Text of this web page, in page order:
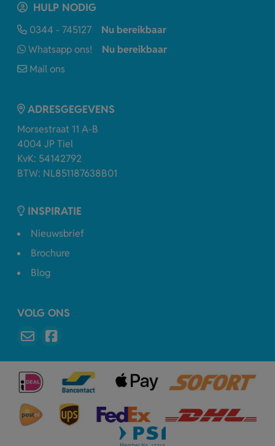
HULP NODIG
0344 - 745127
Nu bereikbaar
Whatsapp ons!
Nu bereikbaar
Mail ons
ADRESGEGEVENS
Morsestraat 11 A-B
4004 JP Tiel
KvK: 54142792
BTW: NL851187638B01
INSPIRATIE
Nieuwsbrief
Brochure
Blog
VOLG ONS